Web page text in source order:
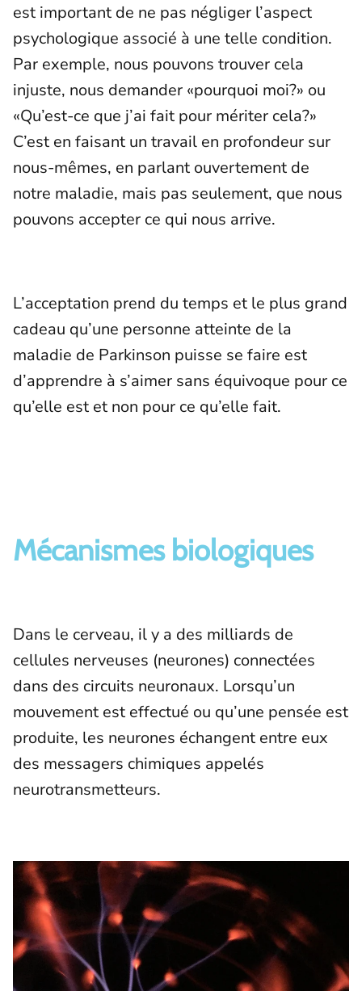
est important de ne pas négliger l’aspect
psychologique associé à une telle condition.
Par exemple, nous pouvons trouver cela
injuste, nous demander «pourquoi moi?» ou
«Qu’est-ce que j’ai fait pour mériter cela?»
C’est en faisant un travail en profondeur sur
nous-mêmes, en parlant ouvertement de
notre maladie, mais pas seulement, que nous
pouvons accepter ce qui nous arrive.
L’acceptation prend du temps et le plus grand
cadeau qu’une personne atteinte de la
maladie de Parkinson puisse se faire est
d’apprendre à s’aimer sans équivoque pour ce
qu’elle est et non pour ce qu’elle fait.
Mécanismes biologiques
Dans le cerveau, il y a des milliards de
cellules nerveuses (neurones) connectées
dans des circuits neuronaux. Lorsqu’un
mouvement est effectué ou qu’une pensée est
produite, les neurones échangent entre eux
des messagers chimiques appelés
neurotransmetteurs.